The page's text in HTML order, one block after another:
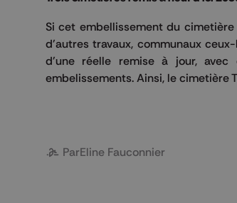
Si cet embellissement du
d'autres travaux, communaux
d'une réelle remise à jour, avec
embelissements. Ainsi, le cimetière
ParEline Fauconnier